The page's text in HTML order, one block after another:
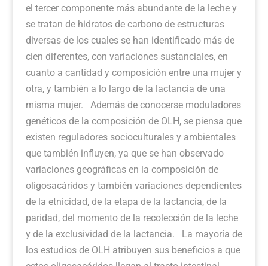
el tercer componente más abundante de la leche y
se tratan de hidratos de carbono de estructuras
diversas de los cuales se han identificado más de
cien diferentes, con variaciones sustanciales, en
cuanto a cantidad y composición entre una mujer y
otra, y también a lo largo de la lactancia de una
misma mujer. Además de conocerse moduladores
genéticos de la composición de OLH, se piensa que
existen reguladores socioculturales y ambientales
que también influyen, ya que se han observado
variaciones geográficas en la composición de
oligosacáridos y también variaciones dependientes
de la etnicidad, de la etapa de la lactancia, de la
paridad, del momento de la recolección de la leche
y de la exclusividad de la lactancia. La mayoría de
los estudios de OLH atribuyen sus beneficios a que